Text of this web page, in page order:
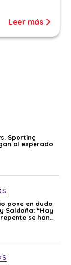
Leer más
Sporting
al esperado
pone en duda
Saldaña: “Hay
se han